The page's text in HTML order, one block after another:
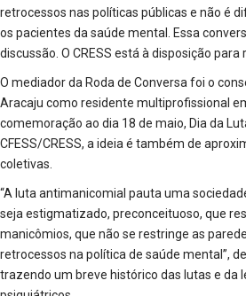
retrocessos nas políticas públicas e não é
os pacientes da saúde mental. Essa
discussão. O CRESS está à disposição para
O mediador da Roda de Conversa foi o
Aracaju como residente multiprofissional
comemoração ao dia 18 de maio, Dia da
CFESS/CRESS, a ideia é também de
coletivas.
“A luta antimanicomial pauta uma
seja estigmatizado, preconceituoso, que
manicômios, que não se restringe as
retrocessos na política de saúde mental”,
trazendo um breve histórico das lutas e da